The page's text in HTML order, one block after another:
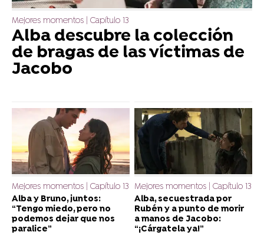
Mejores momentos | Capítulo 13
Alba descubre la colección
de bragas de las víctimas de
Jacobo
Mejores momentos | Capítulo 13
Alba y Bruno, juntos:
“Tengo miedo, pero no
podemos dejar que nos
paralice”
Mejores momentos | Capítulo 13
Alba, secuestrada por
Rubén y a punto de morir
a manos de Jacobo:
“¡Cárgatela ya!”